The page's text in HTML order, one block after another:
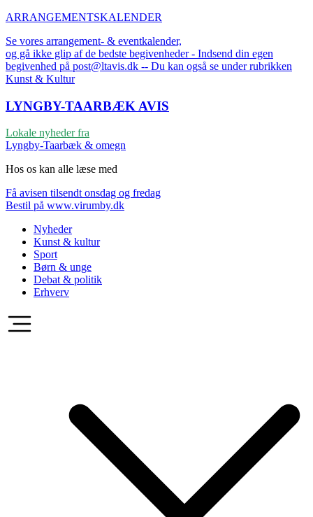
ARRANGEMENTSKALENDER
Se vores arrangement- & eventkalender,
og gå ikke glip af de bedste begivenheder - Indsend din egen
begivenhed på post@ltavis.dk -- Du kan også se under rubrikken
Kunst & Kultur
LYNGBY-TAARBÆK AVIS
Lokale nyheder fra
Lyngby-Taarbæk & omegn
Hos os kan alle læse med
Få avisen tilsendt onsdag og fredag
Bestil på www.virumby.dk
Nyheder
Kunst & kultur
Sport
Børn & unge
Debat & politik
Erhverv